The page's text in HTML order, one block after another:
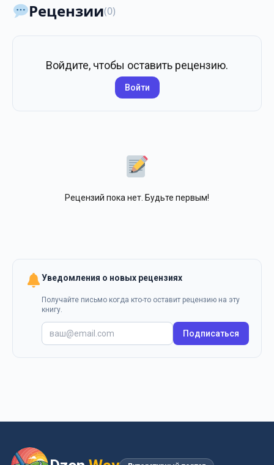
Рецензии(0)
Войдите, чтобы оставить рецензию.
Войти
Рецензий пока нет. Будьте первым!
Уведомления о новых рецензиях
Получайте письмо когда кто-то оставит рецензию на эту
книгу.
Подписаться